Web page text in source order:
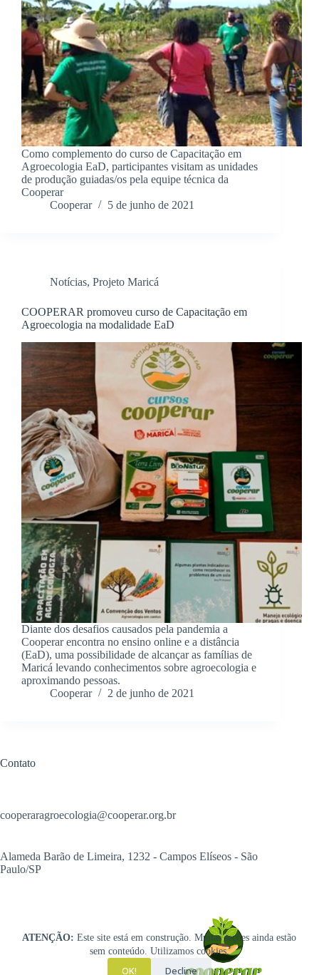
ATENÇÃO: Este site está em construção. Muitas seções ainda estão
sem conteúdo. Utilizamos cookies.
OK! Decline
Como complemento do curso de Capacitação em
Agroecologia EaD, participantes visitam as unidades
de produção guiadas/os pela equipe técnica da
Cooperar
Cooperar
5 de junho de 2021
Notícias, Projeto Maricá
COOPERAR promoveu curso de Capacitação em
Agroecologia na modalidade EaD
Diante dos desafios causados pela pandemia a
Cooperar encontra no ensino online e a distância
(EaD), uma possibilidade de alcançar as famílias de
Maricá levando conhecimentos sobre agroecologia e
aproximando pessoas.
Cooperar
2 de junho de 2021
Contato
cooperaragroecologia@cooperar.org.br
Alameda Barão de Limeira, 1232 - Campos Elíseos - São
Paulo/SP